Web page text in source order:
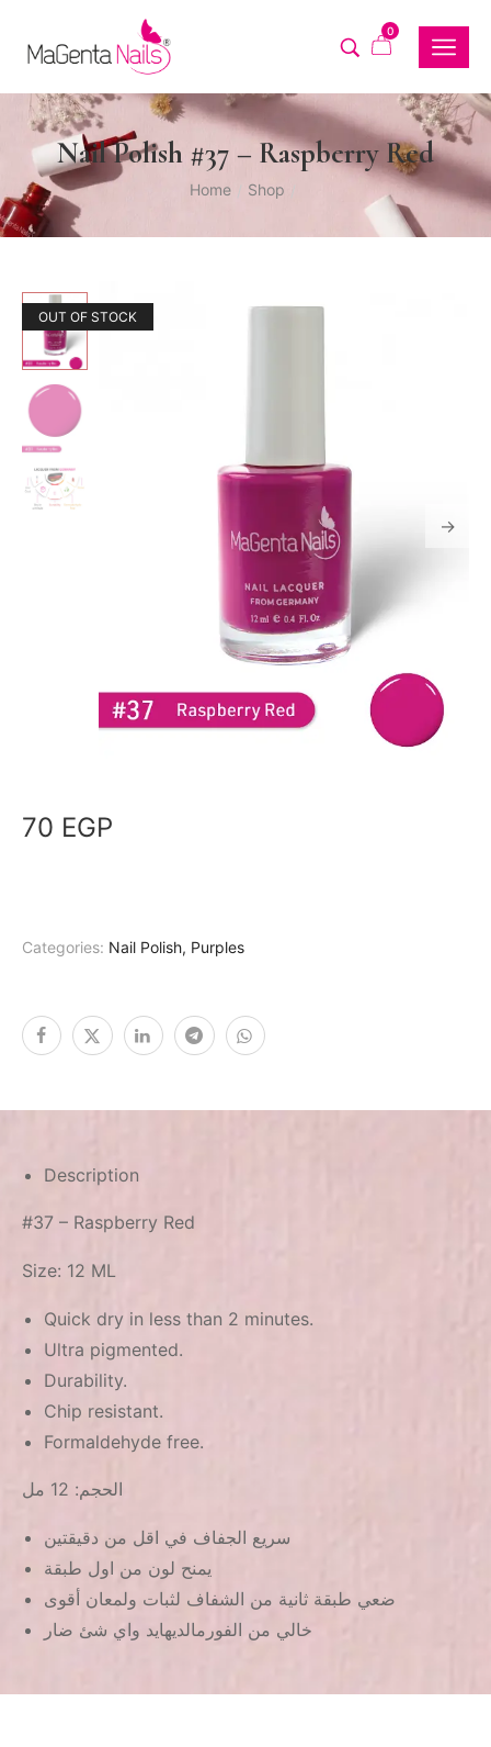
0
Nail Polish #37 – Raspberry Red
Home Shop
OUT OF STOCK
70 EGP
Categories: Nail Polish, Purples
Description
#37 – Raspberry Red
Size: 12 ML
Quick dry in less than 2 minutes.
Ultra pigmented.
Durability.
Chip resistant.
Formaldehyde free.
الحجم: 12 مل
سريع الجفاف في اقل من دقيقتين
يمنح لون من اول طبقة
ضعي طبقة ثانية من الشفاف لثبات ولمعان أقوى
خالي من الفورمالديهايد واي شئ ضار